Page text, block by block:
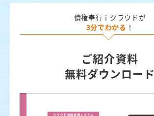
債権奉行ｉクラウドが
3分でわかる ！
ご紹介資料
無料ダウンロード